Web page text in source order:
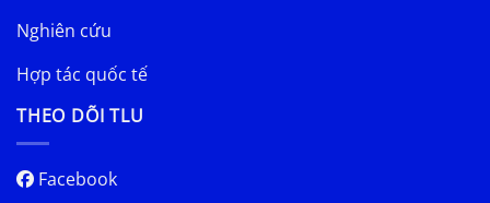
Nghiên cứu
Hợp tác quốc tế
THEO DÕI TLU
Facebook